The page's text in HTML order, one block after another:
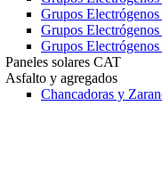
Grupos
Grupos
Grupos
Paneles solares CAT
Asfalto y agregados
Chancadoras y